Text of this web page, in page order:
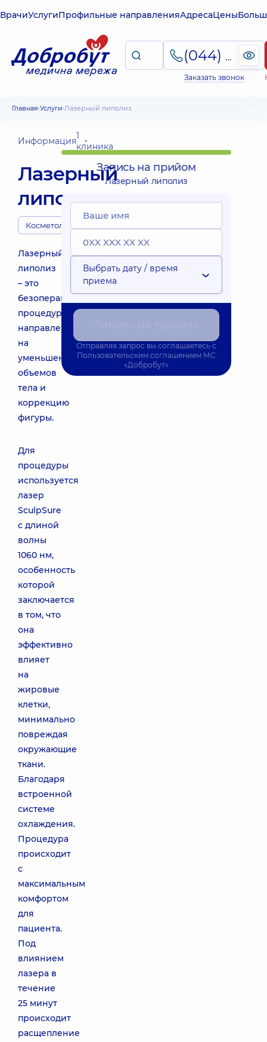
ВрачиУслугиПрофильные направленияАдресаЦены
(044) 495-2-888
Заказать звонок
Главная Услуги Лазерный липолиз
Информация1
клиника
Лазерный
липолиз
Косметологи
Лазерный
липолиз
– это
безоперационная
процедура,
направленная
на
уменьшение
объемов
тела и
коррекцию
фигуры.
Для
процедуры
используется
лазер
SculpSure
с длиной
волны
1060 нм,
особенность
которой
заключается
в том, что
она
эффективно
влияет
на
жировые
клетки,
минимально
повреждая
окружающие
ткани.
Благодаря
встроенной
системе
охлаждения.
Процедура
происходит
с
максимальным
комфортом
для
пациента.
Под
влиянием
лазера в
течение
25 минут
происходит
расщепление
Запись на прийом
Лазерный липолиз
Выбрать дату / время
приема
Отправляя запрос вы соглашаетесь с
Пользовательским соглашением МС
«Добробут»